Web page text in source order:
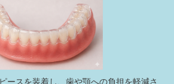
ースを装着し、歯や顎への負担を軽減さ